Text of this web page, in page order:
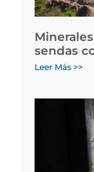
sendas
Leer Más >>